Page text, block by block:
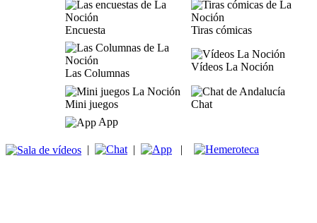
Encuesta Tiras cómicas
Las Columnas
Vídeos La Noción
Mini juegos
Chat
App
| | |